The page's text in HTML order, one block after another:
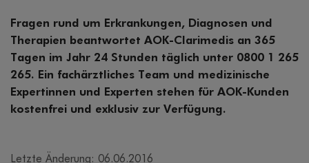
Fragen rund um Erkrankungen, Diagnosen und
Therapien beantwortet AOK-Clarimedis an 365
Tagen im Jahr 24 Stunden täglich unter 0800 1 265
265. Ein fachärztliches Team und medizinische
Expertinnen und Experten stehen für AOK-Kunden
kostenfrei und exklusiv zur Verfügung.
Letzte Änderung: 06.06.2016